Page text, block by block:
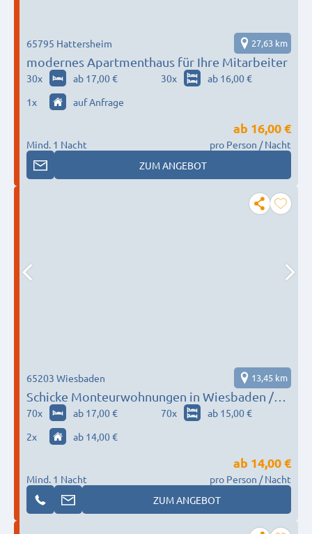
modernes Apartmenthaus für Ihre Mitarbeiter
65795 Hattersheim 27,63 km
30x ab 17,00 € 30x
ab 16,00 €
1x auf Anfrage
Mind. 1 Nacht
ab 16,00 €
pro Person / Nacht
ZUM ANGEBOT
Schicke Monteurwohnungen in Wiesbaden /
Mainz
65203 Wiesbaden 13,45 km
70x ab 17,00 € 70x
ab 15,00 €
2x ab 14,00 €
Mind. 1 Nacht
ab 14,00 €
pro Person / Nacht
ZUM ANGEBOT